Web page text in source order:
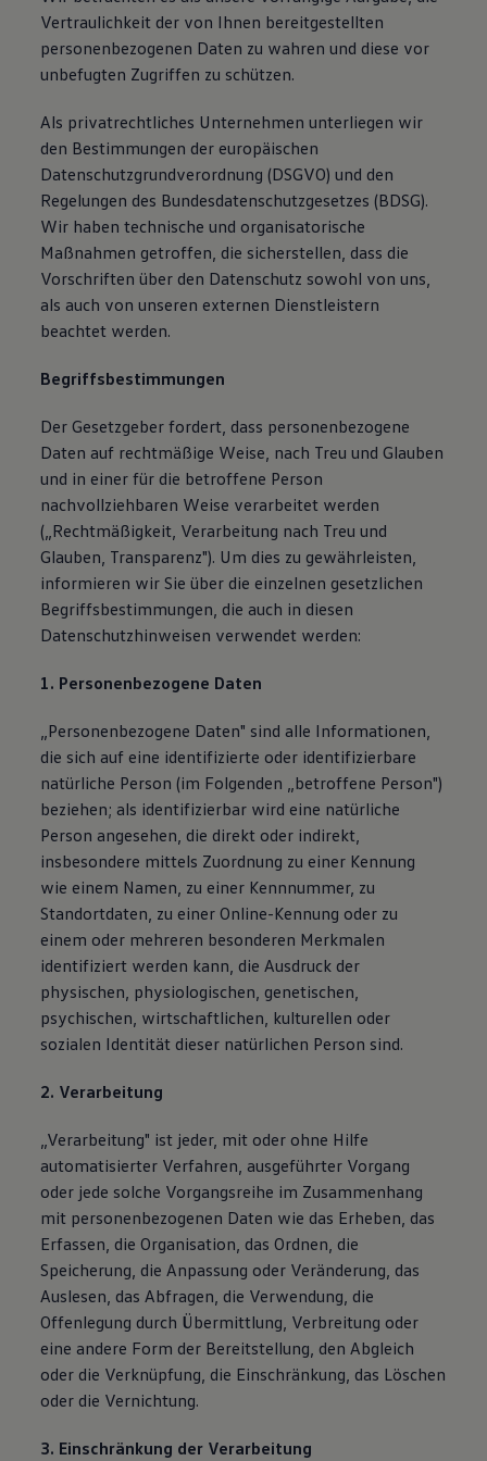
Magazin
Transport
Familie
Volkswagen R
Volkswagen Kundenbetreuung
Vertraulichkeit der von Ihnen bereitgestellten
personenbezogenen Daten zu wahren und diese vor
unbefugten Zugriffen zu schützen.
Als privatrechtliches Unternehmen unterliegen wir
den Bestimmungen der europäischen
Datenschutzgrundverordnung (DSGVO) und den
Regelungen des Bundesdatenschutzgesetzes (BDSG).
Wir haben technische und organisatorische
Maßnahmen getroffen, die sicherstellen, dass die
Vorschriften über den Datenschutz sowohl von uns,
als auch von unseren externen Dienstleistern
beachtet werden.
Begriffsbestimmungen
Der Gesetzgeber fordert, dass personenbezogene
Daten auf rechtmäßige Weise, nach Treu und Glauben
und in einer für die betroffene Person
nachvollziehbaren Weise verarbeitet werden
(„Rechtmäßigkeit, Verarbeitung nach Treu und
Glauben, Transparenz"). Um dies zu gewährleisten,
informieren wir Sie über die einzelnen gesetzlichen
Begriffsbestimmungen, die auch in diesen
Datenschutzhinweisen verwendet werden:
1. Personenbezogene Daten
„Personenbezogene Daten" sind alle Informationen,
die sich auf eine identifizierte oder identifizierbare
natürliche Person (im Folgenden „betroffene Person")
beziehen; als identifizierbar wird eine natürliche
Person angesehen, die direkt oder indirekt,
insbesondere mittels Zuordnung zu einer Kennung
wie einem Namen, zu einer Kennnummer, zu
Standortdaten, zu einer Online-Kennung oder zu
einem oder mehreren besonderen Merkmalen
identifiziert werden kann, die Ausdruck der
physischen, physiologischen, genetischen,
psychischen, wirtschaftlichen, kulturellen oder
sozialen Identität dieser natürlichen Person sind.
2. Verarbeitung
„Verarbeitung" ist jeder, mit oder ohne Hilfe
automatisierter Verfahren, ausgeführter Vorgang
oder jede solche Vorgangsreihe im Zusammenhang
mit personenbezogenen Daten wie das Erheben, das
Erfassen, die Organisation, das Ordnen, die
Speicherung, die Anpassung oder Veränderung, das
Auslesen, das Abfragen, die Verwendung, die
Offenlegung durch Übermittlung, Verbreitung oder
eine andere Form der Bereitstellung, den Abgleich
oder die Verknüpfung, die Einschränkung, das Löschen
oder die Vernichtung.
3. Einschränkung der Verarbeitung